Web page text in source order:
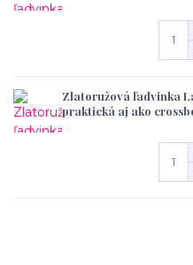
Zlatoružová ľadvinka
praktická aj ako